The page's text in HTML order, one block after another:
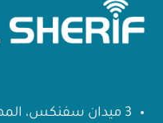
3 ميدان سفنكس، المهندسين،